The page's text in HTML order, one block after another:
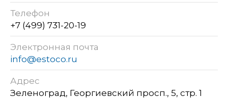
Телефон
+7 (499) 731-20-19
Электронная почта
info@estoco.ru
Адрес
Зеленоград, Георгиевский просп., 5, стр. 1